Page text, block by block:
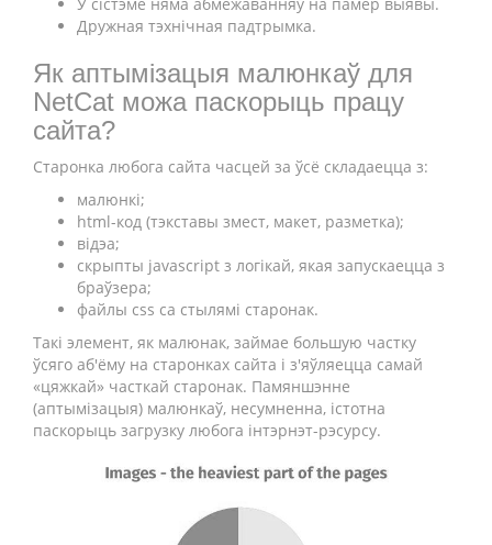
Дружная тэхнічная падтрымка.
Як аптымізацыя малюнкаў для
NetCat можа паскорыць працу
сайта?
Старонка любога сайта часцей за ўсё складаецца з:
малюнкі;
html-код (тэкставы змест, макет, разметка);
відэа;
скрыпты javascript з логікай, якая запускаецца з
браўзера;
файлы css са стылямі старонак.
Такі элемент, як малюнак, займае большую частку
ўсяго аб'ёму на старонках сайта і з'яўляецца самай
«цяжкай» часткай старонак. Памяншэнне
(аптымізацыя) малюнкаў, несумненна, істотна
паскорыць загрузку любога інтэрнэт-рэсурсу.